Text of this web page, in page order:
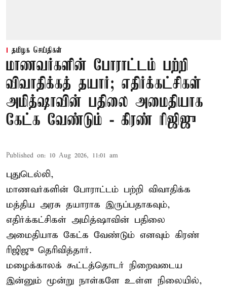
தமிழக செய்திகள்
மாணவர்களின் போராட்டம் பற்றி
விவாதிக்கத் தயார்; எதிர்க்கட்சிகள்
அமித்ஷாவின் பதிலை அமைதியாக
கேட்க வேண்டும் - கிரண் ரிஜிஜு
Published on: 10 Aug 2026, 11:01 am
புதுடெல்லி,
மாணவர்களின் போராட்டம் பற்றி விவாதிக்க
மத்திய அரசு தயாராக இருப்பதாகவும்,
எதிர்க்கட்சிகள் அமித்ஷாவின் பதிலை
அமைதியாக கேட்க வேண்டும் எனவும் கிரண்
ரிஜிஜு தெரிவித்தார்.
மழைக்காலக் கூட்டத்தொடர் நிறைவடைய
இன்னும் மூன்று நாள்களே உள்ள நிலையில்,